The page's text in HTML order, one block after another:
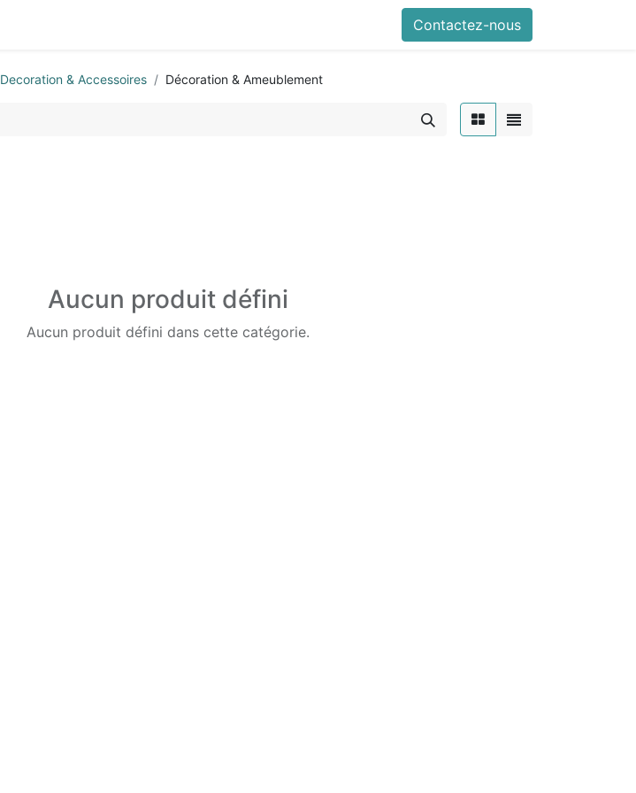
Contactez-nous
Decoration & Accessoires Décoration & Ameublement
Aucun produit défini
Aucun produit défini dans cette catégorie.